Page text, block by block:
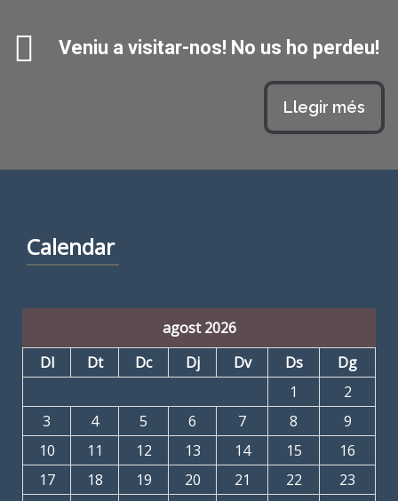
Veniu a visitar-nos! No us ho perdeu!
Llegir més
Calendar
agost 2026
Dl
Dt Dc Dj Dv Ds
Dg
1
2
3
4 5 6 7 8
9
10
11 12 13 14 15
16
17
18 19 20 21 22
23